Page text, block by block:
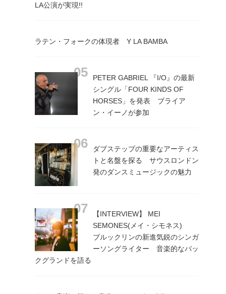
LA公演が実現!!
ラテン・フォークの体現者 Y LA BAMBA
PETER GABRIEL 『I/O』の最新
シングル「FOUR KINDS OF
HORSES」を発表 ブライア
ン・イーノが参加
ダブステップの重要なアーティス
トと名盤を探る サウスロンドン
発のダンスミュージックの魅力
【INTERVIEW】 MEI
SEMONES(メイ・シモネス)
ブルックリンの新進気鋭のシンガ
ーソングライター 音楽的なバッ
クグランドを語る